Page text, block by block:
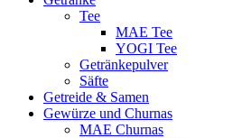
Tee
MAE Tee
YOGI Tee
Getränkepulver
Säfte
Getreide & Samen
Gewürze und Churnas
MAE Churnas